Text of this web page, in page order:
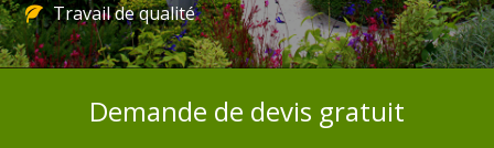
Travail de qualité
Demande de devis gratuit